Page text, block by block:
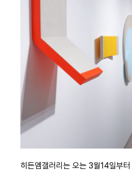
히든엠갤러리는 오는 3월14일부